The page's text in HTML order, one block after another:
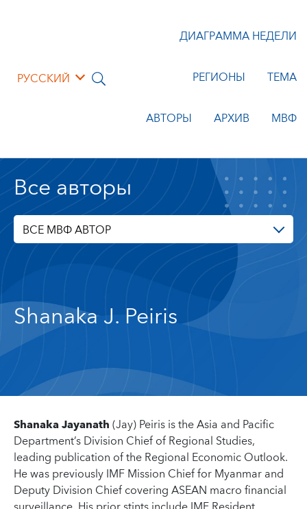
РУССКИЙ
ДИАГРАММА НЕДЕЛИ
РЕГИОНЫ ТЕМА
АВТОРЫ АРХИВ МВФ
Все авторы
ВСЕ МВФ АВТОР
Shanaka J. Peiris
Shanaka Jayanath(Jay) Peiris is the Asia and Pacific
Department’s Division Chief of Regional Studies,
leading publication of the Regional Economic Outlook.
He was previously IMF Mission Chief for Myanmar and
Deputy Division Chief covering ASEAN macro financial